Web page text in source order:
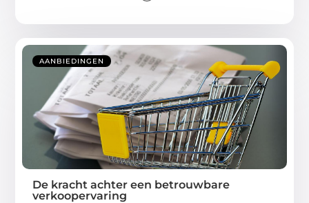
AANBIEDINGEN
De kracht achter een betrouwbare
verkoopervaring